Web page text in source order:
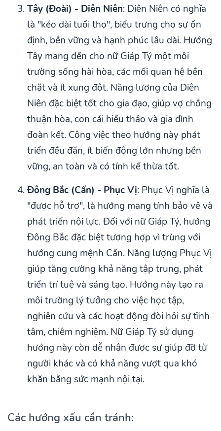
Tây (Đoài) - Diên Niên: Diên Niên có nghĩa
là "kéo dài tuổi thọ", biểu trưng cho sự ổn
định, bền vững và hạnh phúc lâu dài. Hướng
Tây mang đến cho nữ Giáp Tý một môi
trường sống hài hòa, các mối quan hệ bền
chặt và ít xung đột. Năng lượng của Diên
Niên đặc biệt tốt cho gia đạo, giúp vợ chồng
thuận hòa, con cái hiếu thảo và gia đình
đoàn kết. Công việc theo hướng này phát
triển đều đặn, ít biến động lớn nhưng bền
vững, an toàn và có tính kế thừa tốt.
Đông Bắc (Cấn) - Phục Vị: Phục Vị nghĩa là
"được hỗ trợ", là hướng mang tính bảo vệ và
phát triển nội lực. Đối với nữ Giáp Tý, hướng
Đông Bắc đặc biệt tương hợp vì trùng với
hướng cung mệnh Cấn. Năng lượng Phục Vị
giúp tăng cường khả năng tập trung, phát
triển trí tuệ và sáng tạo. Hướng này tạo ra
môi trường lý tưởng cho việc học tập,
nghiên cứu và các hoạt động đòi hỏi sự tĩnh
tâm, chiêm nghiệm. Nữ Giáp Tý sử dụng
hướng này còn dễ nhận được sự giúp đỡ từ
người khác và có khả năng vượt qua khó
khăn bằng sức mạnh nội tại.
Các hướng xấu cần tránh: